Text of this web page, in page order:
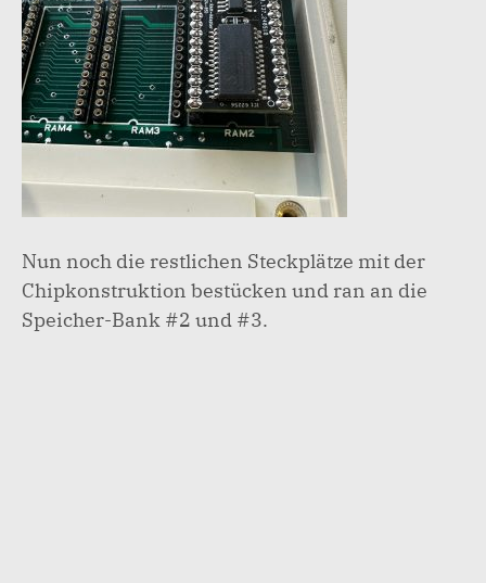
Nun noch die restlichen Steckplätze mit der
Chipkonstruktion bestücken und ran an die
Speicher-Bank #2 und #3.